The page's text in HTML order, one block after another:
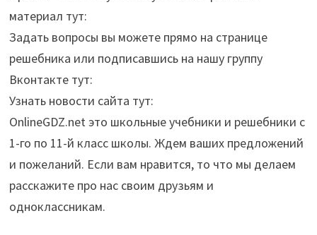
материал тут:
Задать вопросы вы можете прямо на странице
решебника или подписавшись на нашу группу
Вконтакте тут:
Узнать новости сайта тут:
OnlineGDZ.net это школьные учебники и решебники с
1-го по 11-й класс школы. Ждем ваших предложений
и пожеланий. Если вам нравится, то что мы делаем
расскажите про нас своим друзьям и
одноклассникам.